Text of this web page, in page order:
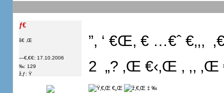
ƒ€
š€ ‚Œ
—€‚€€: 17.10.2006
‰: 129
ž‚ƒ: Ÿ
”, ‘ €Œ, € …€ˆ €‚‚,  ‚€
2  „? ‚Œ €‹‚Œ , ‚,